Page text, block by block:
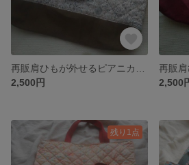
2,500円
2,500
残り1点